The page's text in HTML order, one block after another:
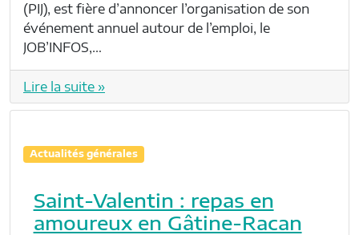
(PIJ), est fière d’annoncer l’organisation de son
événement annuel autour de l’emploi, le
JOB’INFOS,…
Lire la suite »
Actualités générales
Saint-Valentin : repas en
amoureux en Gâtine-Racan